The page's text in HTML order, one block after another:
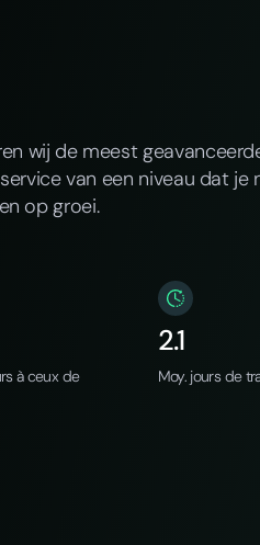
wij de meest
van een niveau dat
op groei.
à ceux de
2.1
Moy. jours de